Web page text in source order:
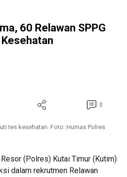
60 Relawan SPPG
0
tes kesehatan. Foto: Humas Polres
(Polres) Kutai Timur (Kutim)
dalam rekrutmen Relawan